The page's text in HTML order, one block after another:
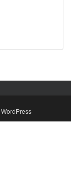
WordPress